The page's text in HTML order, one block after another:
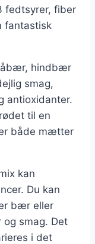
fedtsyrer, fiber
fantastisk
hindbær
smag,
antioxidanter.
til en
både mætter
kan
Du kan
bær eller
smag. Det
i det